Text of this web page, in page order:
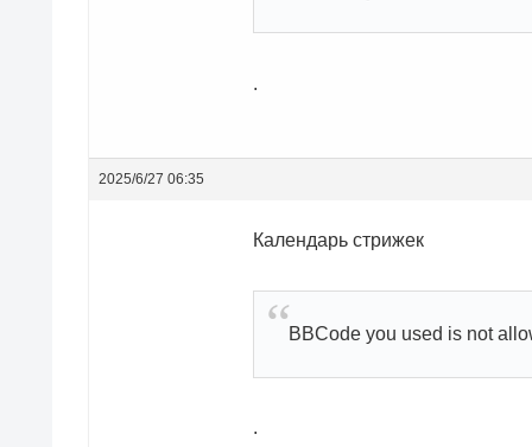
.
2025/6/27 06:35
Календарь стрижек
BBCode you used is not
.